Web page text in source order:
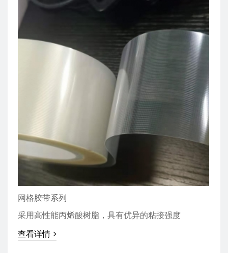
网格胶带系列
采用高性能丙烯酸树脂，具有优异的粘接强度
查看详情